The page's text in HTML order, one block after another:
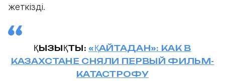
жеткізді.
ҚЫЗЫҚТЫ:«ҚАЙТАДАН»: КАК В
КАЗАХСТАНЕ СНЯЛИ ПЕРВЫЙ ФИЛЬМ-
КАТАСТРОФУ